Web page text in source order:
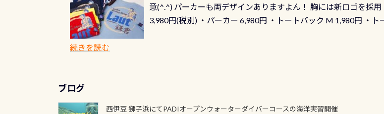
意(^.^) パーカーも両デザインありますよん！ 胸には新ロゴを採
3,980円(税別) ・パーカー 6,980円 ・トートバック M 1,980円 ・
続きを読む
ブログ
西伊豆 獅子浜にてPADIオープンウォーターダイバーコースの海洋実習開催